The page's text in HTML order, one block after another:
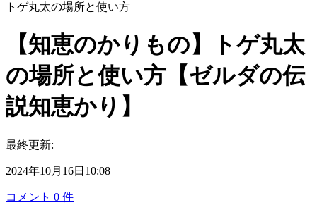
トゲ丸太の場所と使い方
【知恵のかりもの】トゲ丸太
の場所と使い方【ゼルダの伝
説知恵かり】
最終更新:
2024年10月16日10:08
コメント 0 件